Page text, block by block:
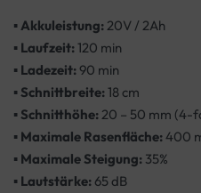
▪ Akkuleistung: 20V / 2Ah
▪ Laufzeit:120 min
▪ Ladezeit: 90 min
▪Schnittbreite:18 cm
▪Schnitthöhe: 20 – 50 mm (4-
▪ Maximale Rasenfläche:400
▪ Maximale Steigung: 35%
▪ Lautstärke: 65 dB